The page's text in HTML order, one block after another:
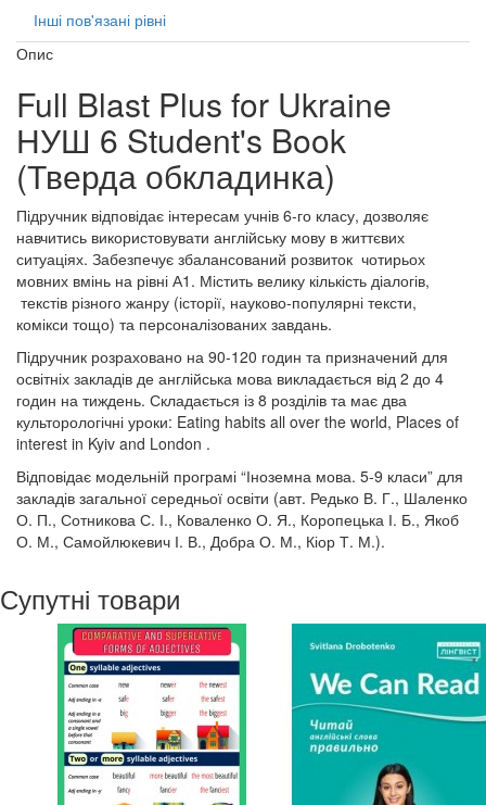
Інші пов'язані рівні
Опис
Full Blast Plus for Ukraine
НУШ 6 Student's Book
(Тверда обкладинка)
Підручник відповідає інтересам учнів 6-го класу, дозволяє
навчитись використовувати англійську мову в життєвих
ситуаціях. Забезпечує збалансований розвиток чотирьох
мовних вмінь на рівні А1. Містить велику кількість діалогів,
текстів різного жанру (історії, науково-популярні тексти,
комікси тощо) та персоналізованих завдань.
Підручник розраховано на 90-120 годин та призначений для
освітніх закладів де англійська мова викладається від 2 до 4
годин на тиждень. Складається із 8 розділів та має два
культорологічні уроки: Eating habits all over the world, Places of
interest in Kyiv and London .
Відповідає модельній програмі “Іноземна мова. 5-9 класи” для
закладів загальної середньої освіти (авт. Редько В. Г., Шаленко
О. П., Сотникова С. І., Коваленко О. Я., Коропецька І. Б., Якоб
О. М., Самойлюкевич І. В., Добра О. М., Кіор Т. М.).
Супутні товари